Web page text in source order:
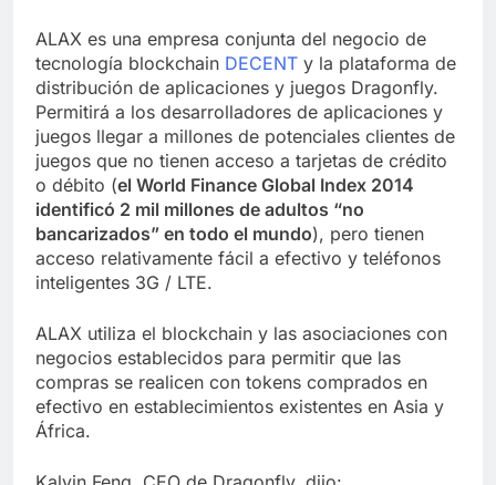
ALAX es una empresa conjunta del negocio de
tecnología blockchain DECENT y la plataforma de
distribución de aplicaciones y juegos Dragonfly.
Permitirá a los desarrolladores de aplicaciones y
juegos llegar a millones de potenciales clientes de
juegos que no tienen acceso a tarjetas de crédito
o débito (el World Finance Global Index 2014
identificó 2 mil millones de adultos “no
bancarizados” en todo el mundo), pero tienen
acceso relativamente fácil a efectivo y teléfonos
inteligentes 3G / LTE.
ALAX utiliza el blockchain y las asociaciones con
negocios establecidos para permitir que las
compras se realicen con tokens comprados en
efectivo en establecimientos existentes en Asia y
África.